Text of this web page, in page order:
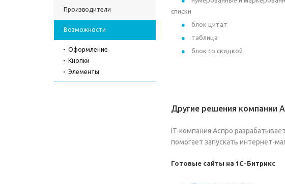
Производители
Возможности
Оформление
Кнопки
Элементы
списки
блок цитат
таблица
блок со скидкой
Другие решения компании
IT-компания Аспро
помогает запускать интернет-
Готовые сайты на 1С-Битрикс